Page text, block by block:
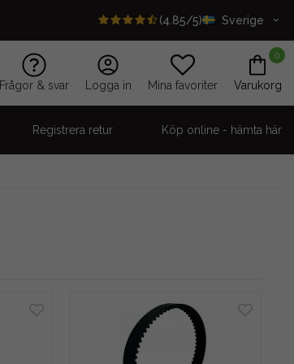
(4.85/5) Sverige
Frågor & svar Logga in Mina favoriter
0
Varukorg
Registrera retur Köp online - hämta här